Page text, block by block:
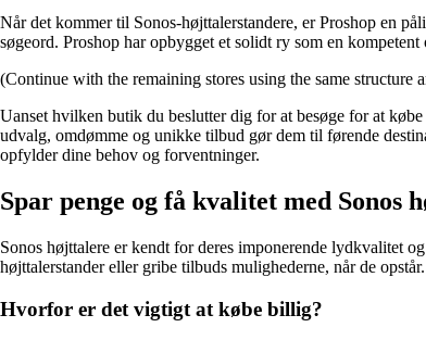
Når det kommer til Sonos-højttalerstandere, er Proshop en
søgeord. Proshop har opbygget et solidt ry som en
(Continue with the remaining stores using the same structure
Uanset hvilken butik du beslutter dig for at besøge for at
udvalg, omdømme og unikke tilbud gør dem til førende
opfylder dine behov og forventninger.
Spar penge og få kvalitet med Sonos
Sonos højttalere er kendt for deres imponerende lydkvalitet
højttalerstander eller gribe tilbuds mulighederne, når de opstår.
Hvorfor er det vigtigt at købe billig?